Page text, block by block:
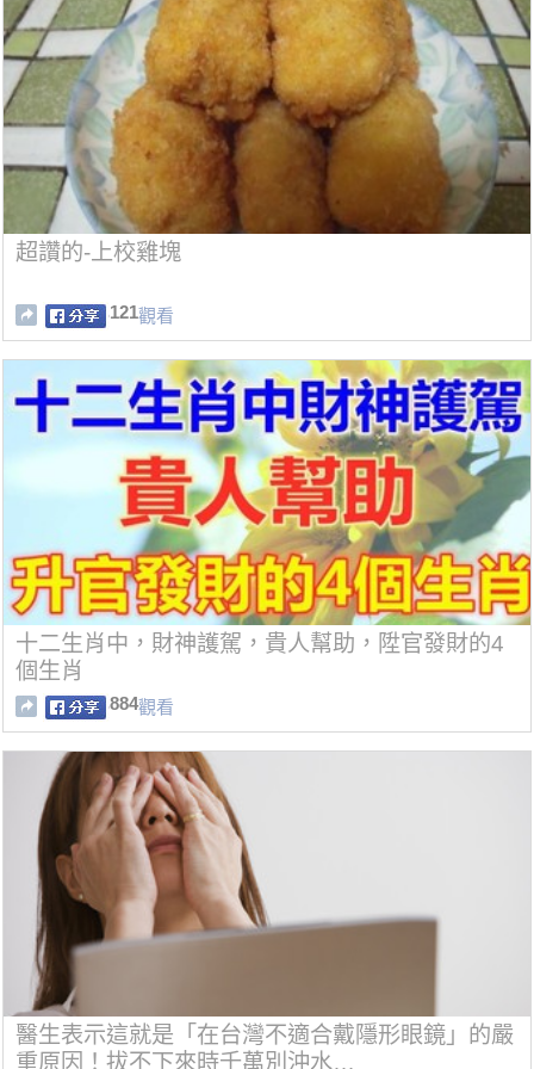
超讚的-上校雞塊
121觀看
十二生肖中，財神護駕，貴人幫助，陞官發財的4
個生肖
884觀看
醫生表示這就是「在台灣不適合戴隱形眼鏡」的嚴
重原因！拔不下來時千萬別沖水…